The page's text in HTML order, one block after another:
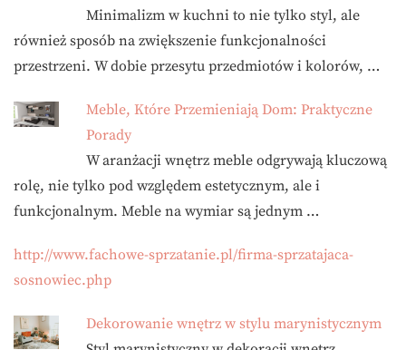
Minimalizm w kuchni to nie tylko styl, ale
również sposób na zwiększenie funkcjonalności
przestrzeni. W dobie przesytu przedmiotów i kolorów, …
Meble, Które Przemieniają Dom: Praktyczne
Porady
W aranżacji wnętrz meble odgrywają kluczową
rolę, nie tylko pod względem estetycznym, ale i
funkcjonalnym. Meble na wymiar są jednym …
http://www.fachowe-sprzatanie.pl/firma-sprzatajaca-
sosnowiec.php
Dekorowanie wnętrz w stylu marynistycznym